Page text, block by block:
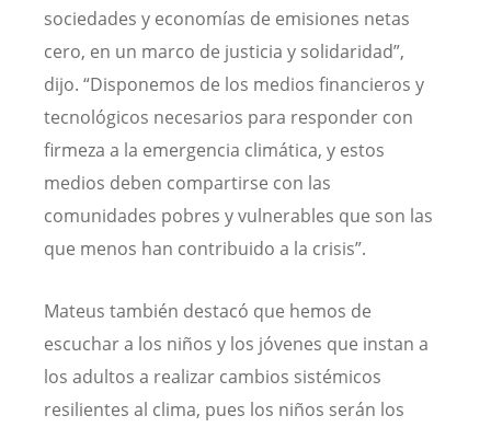
sociedades y economías de emisiones netas
cero, en un marco de justicia y solidaridad”,
dijo. “Disponemos de los medios financieros y
tecnológicos necesarios para responder con
firmeza a la emergencia climática, y estos
medios deben compartirse con las
comunidades pobres y vulnerables que son las
que menos han contribuido a la crisis”.
Mateus también destacó que hemos de
escuchar a los niños y los jóvenes que instan a
los adultos a realizar cambios sistémicos
resilientes al clima, pues los niños serán los